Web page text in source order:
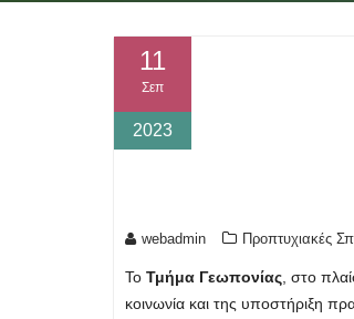
11
Σεπ
2023
webadmin Προπτυχιακές
Το Τμήμα Γεωπονίας , στο
κοινωνία και της υποστήριξη